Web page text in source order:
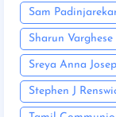
Sam
Sharun Varghese
Sreya Anna
Stephen J